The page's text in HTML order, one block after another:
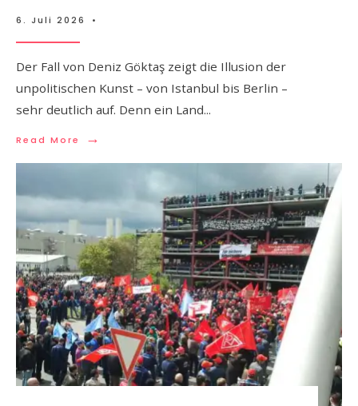
6. Juli 2026 •
Der Fall von Deniz Göktaş zeigt die Illusion der
unpolitischen Kunst – von Istanbul bis Berlin –
sehr deutlich auf. Denn ein Land...
Read More →